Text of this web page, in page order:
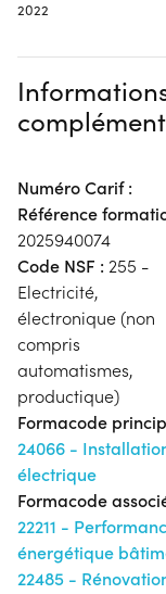
2022
Numéro Carif :
Référence
2025940074
Code NSF : 255 -
Electricité,
électronique (non
compris
automatismes,
productique)
Formacode
24066 -
électrique
Formacode
22211 -
énergétique
22485 -